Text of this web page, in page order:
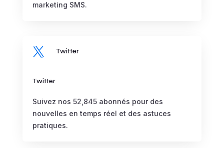
marketing SMS.
 Twitter
Twitter
Suivez nos 52,845 abonnés pour des
nouvelles en temps réel et des astuces
pratiques.